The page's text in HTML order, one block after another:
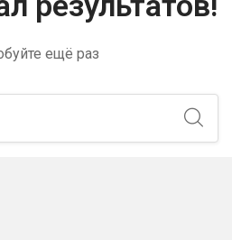
ещё раз